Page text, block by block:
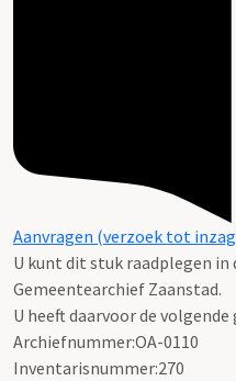
Aanvragen (verzoek tot
U kunt dit stuk raadplegen in
Gemeentearchief Zaanstad.
U heeft daarvoor de volgende
Archiefnummer:OA-0110
Inventarisnummer:270